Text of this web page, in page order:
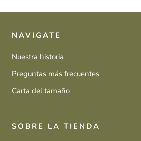
NAVIGATE
Nuestra historia
Preguntas más frecuentes
Carta del tamaño
SOBRE LA TIENDA